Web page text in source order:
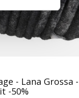
- Lana Grossa
-50%